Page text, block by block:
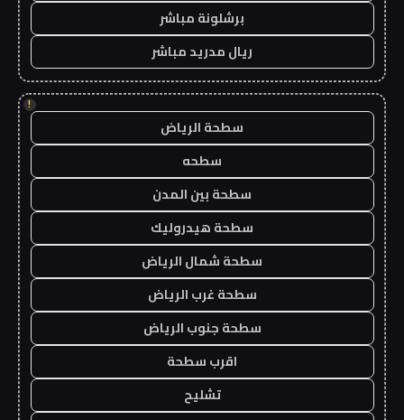
برشلونة مباشر
ريال مدريد مباشر
!
سطحة الرياض
سطحه
سطحة بين المدن
سطحة هيدروليك
سطحة شمال الرياض
سطحة غرب الرياض
سطحة جنوب الرياض
اقرب سطحة
تشليح